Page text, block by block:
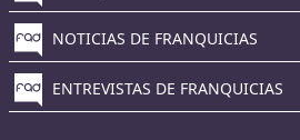
NOTICIAS DE FRANQUICIAS
ENTREVISTAS DE FRANQUICIAS